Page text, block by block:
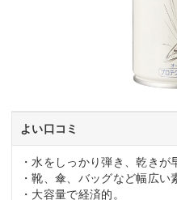
よい口コミ
・水をしっかり弾き、乾きが
・靴、傘、バッグなど幅広い
・大容量で経済的。